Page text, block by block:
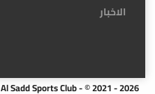
الاخبار
Al Sadd Sports Club - © 2021 - 2026